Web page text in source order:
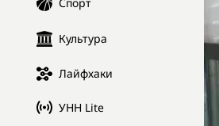
Спорт
Культура
Лайфхаки
УНН Lite